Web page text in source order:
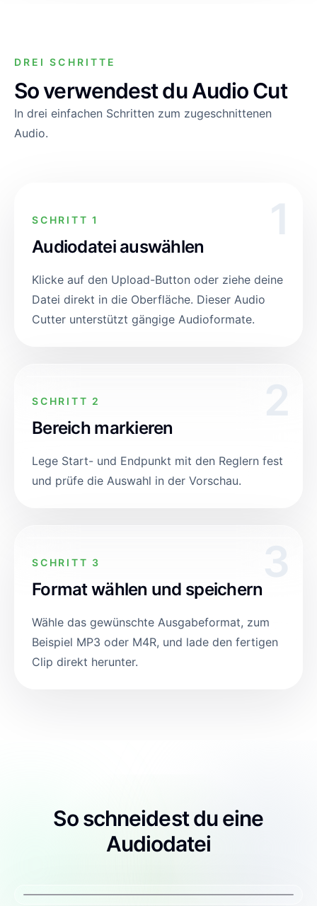
DREI SCHRITTE
So verwendest du Audio Cut
In drei einfachen Schritten zum zugeschnittenen
Audio.
SCHRITT 1
Audiodatei auswählen
Klicke auf den Upload-Button oder ziehe deine
Datei direkt in die Oberfläche. Dieser Audio
Cutter unterstützt gängige Audioformate.
SCHRITT 2
Bereich markieren
Lege Start- und Endpunkt mit den Reglern fest
und prüfe die Auswahl in der Vorschau.
SCHRITT 3
Format wählen und speichern
Wähle das gewünschte Ausgabeformat, zum
Beispiel MP3 oder M4R, und lade den fertigen
Clip direkt herunter.
So schneidest du eine
Audiodatei